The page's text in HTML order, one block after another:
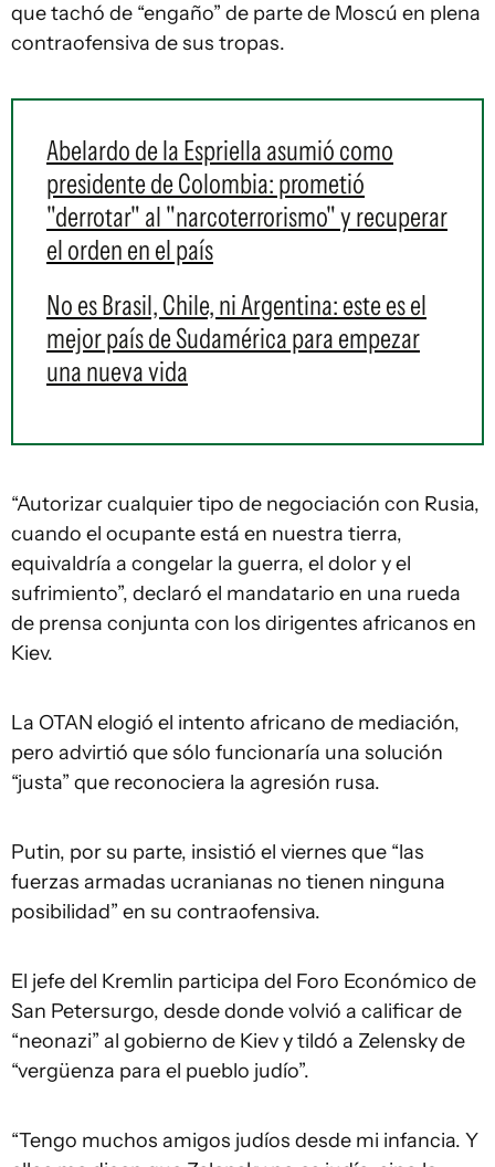
que tachó de “engaño” de parte de Moscú en plena
contraofensiva de sus tropas.
Abelardo de la Espriella asumió como
presidente de Colombia: prometió
"derrotar" al "narcoterrorismo" y recuperar
el orden en el país
No es Brasil, Chile, ni Argentina: este es el
mejor país de Sudamérica para empezar
una nueva vida
“Autorizar cualquier tipo de negociación con Rusia,
cuando el ocupante está en nuestra tierra,
equivaldría a congelar la guerra, el dolor y el
sufrimiento”, declaró el mandatario en una rueda
de prensa conjunta con los dirigentes africanos en
Kiev.
La OTAN elogió el intento africano de mediación,
pero advirtió que sólo funcionaría una solución
“justa” que reconociera la agresión rusa.
Putin, por su parte, insistió el viernes que “las
fuerzas armadas ucranianas no tienen ninguna
posibilidad” en su contraofensiva.
El jefe del Kremlin participa del Foro Económico de
San Petersurgo, desde donde volvió a calificar de
“neonazi” al gobierno de Kiev y tildó a Zelensky de
“vergüenza para el pueblo judío”.
“Tengo muchos amigos judíos desde mi infancia. Y